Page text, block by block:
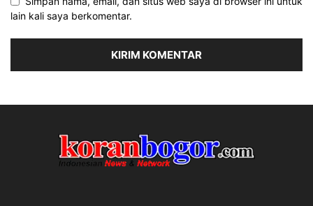
lain kali saya berkomentar.